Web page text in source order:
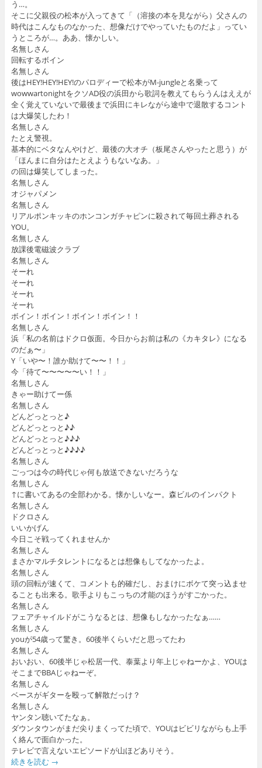
う…。
そこに父親役の松本が入ってきて「（溶接の本を見ながら）父さんの
時代はこんなものなかった、想像だけでやっていたものだよ」ってい
うところが…。ああ、懐かしい。
名無しさん
回転するボイン
名無しさん
後はHEY!HEY!HEY!のパロディーで松本がM-jungleと名乗って
wowwartonightをクソAD役の浜田から歌詞を教えてもらうんはええが
全く覚えていないで最後まで浜田にキレながら途中で退散するコント
は大爆笑したわ！
名無しさん
たとえ警視。
基本的にベタなんやけど、最後の大オチ（板尾さんやったと思う）が
「ほんまに自分はたとえようもないなあ。」
の回は爆笑してしまった。
名無しさん
オジャパメン
名無しさん
リアルポンキッキのホンコンガチャピンに殺されて毎回土葬される
YOU。
名無しさん
放課後電磁波クラブ
名無しさん
そーれ
そーれ
そーれ
そーれ
ボイン！ボイン！ボイン！ボイン！！
名無しさん
浜「私の名前はドクロ仮面。今日からお前は私の《カキタレ》になる
のだぁ〜」
Y「いや〜！誰か助けて〜〜！！」
今「待て〜〜〜〜〜い！！」
名無しさん
きゃー助けてー係
名無しさん
どんどっとっと♪
どんどっとっと♪♪
どんどっとっと♪♪♪
どんどっとっと♪♪♪♪
名無しさん
ごっつは今の時代じゃ何も放送できないだろうな
名無しさん
↑に書いてあるの全部わかる。懐かしいなー。森ビルのインパクト
名無しさん
ドクロさん
いいかげん
今日こそ戦ってくれませんか
名無しさん
まさかマルチタレントになるとは想像もしてなかったよ。
名無しさん
頭の回転が速くて、コメントも的確だし、おまけにボケて突っ込ませ
ることも出来る。歌手よりもこっちの才能のほうがすごかった。
名無しさん
フェアチャイルドがこうなるとは、想像もしなかったなぁ……
名無しさん
youが54歳って驚き。60後半くらいだと思ってたわ
名無しさん
おいおい、60後半じゃ松居一代、泰葉より年上じゃねーかよ、YOUは
そこまでBBAじゃねーぞ。
名無しさん
ベースがギターを殴って解散だっけ？
名無しさん
ヤンタン聴いてたなぁ。
ダウンタウンがまだ尖りまくってた頃で、YOUはビビリながらも上手
く絡んで面白かった。
テレビで言えないエピソードが山ほどありそう。
続きを読む →